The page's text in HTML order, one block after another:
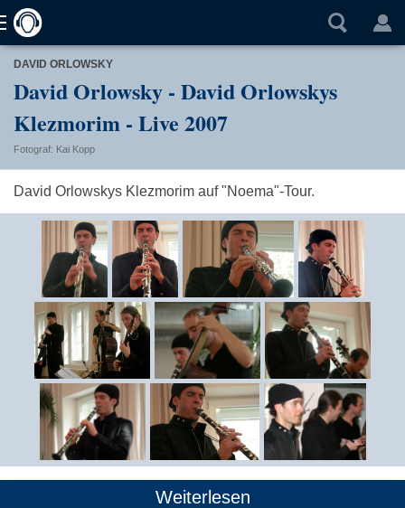
DAVID ORLOWSKY
David Orlowsky - David Orlowskys
Klezmorim - Live 2007
Fotograf: Kai Kopp
David Orlowskys Klezmorim auf "Noema"-Tour.
Weiterlesen